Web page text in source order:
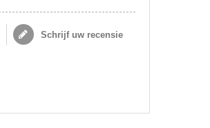
Schrijf uw recensie